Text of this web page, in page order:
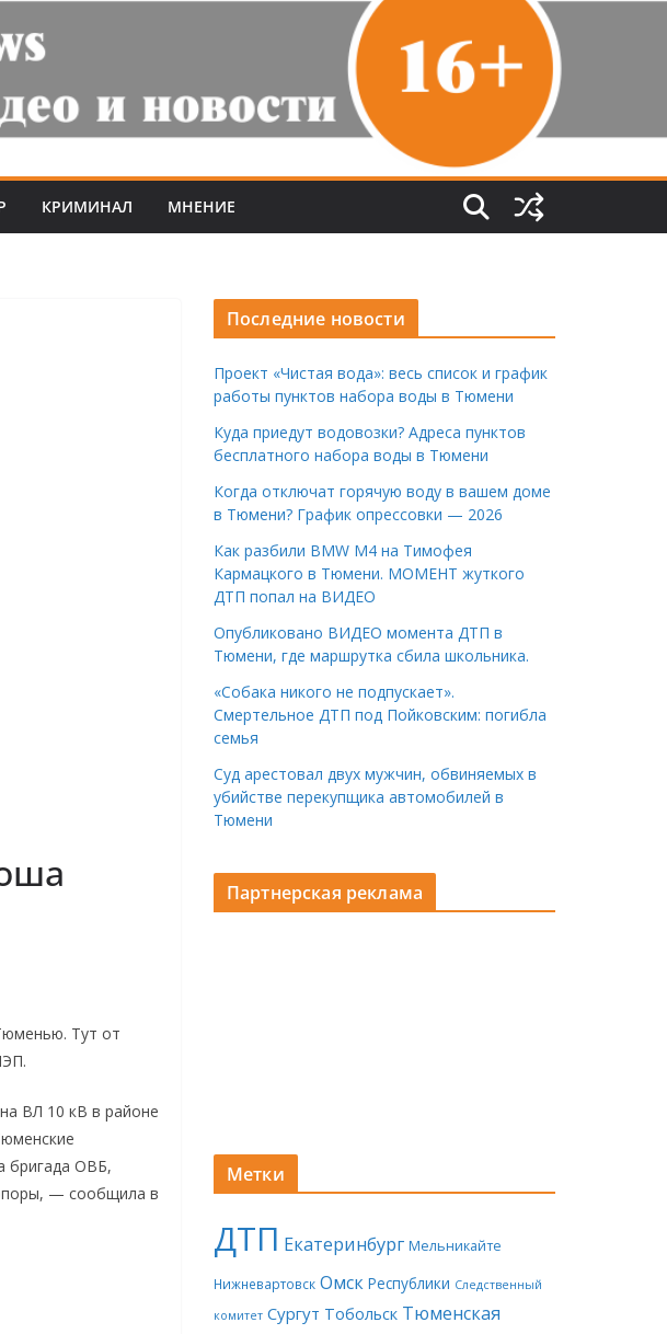
КРИМИНАЛ МНЕНИЕ
Тут от
ВЛ 10 кВ в районе
бригада ОВБ,
— сообщила в
Последние новости
Проект «Чистая вода»: весь список и график
работы пунктов набора воды в Тюмени
Куда приедут водовозки? Адреса пунктов
бесплатного набора воды в Тюмени
Когда отключат горячую воду в вашем доме
в Тюмени? График опрессовки — 2026
Как разбили BMW M4 на Тимофея
Кармацкого в Тюмени. МОМЕНТ жуткого
ДТП попал на ВИДЕО
Опубликовано ВИДЕО момента ДТП в
Тюмени, где маршрутка сбила школьника.
«Собака никого не подпускает».
Смертельное ДТП под Пойковским: погибла
семья
Суд арестовал двух мужчин, обвиняемых в
убийстве перекупщика автомобилей в
Тюмени
Партнерская реклама
Метки
ДТП Екатеринбург Мельникайте
Нижневартовск Омск Республики Следственный
комитет Сургут Тобольск Тюменская